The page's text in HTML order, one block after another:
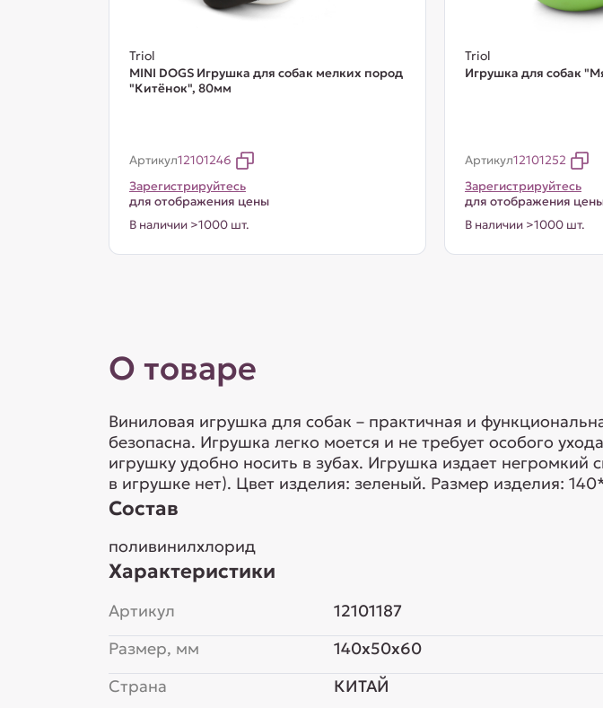
Triol
MINI DOGS Игрушка для собак мелких пород
"Китёнок", 80мм
Артикул12101246
Зарегистрируйтесь
для отображения цены
В наличии >1000 шт.
Triol
Игрушка для собак
Артикул12101252
Зарегистрируйтесь
для отображения
В наличии >1000 шт.
О товаре
Виниловая игрушка для собак – практичная и
безопасна. Игрушка легко моется и не требует особого
игрушку удобно носить в зубах. Игрушка издает
в игрушке нет). Цвет изделия: зеленый. Размер изделия:
Состав
поливинилхлорид
Характеристики
Артикул
12101187
Размер, мм
140x50x60
Страна
КИТАЙ